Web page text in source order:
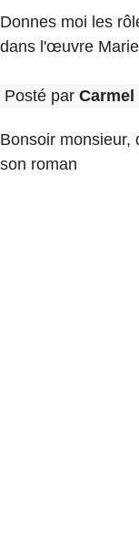
Donnes moi les
dans l'œuvre
Posté par Carmel
Bonsoir monsieur,
son roman